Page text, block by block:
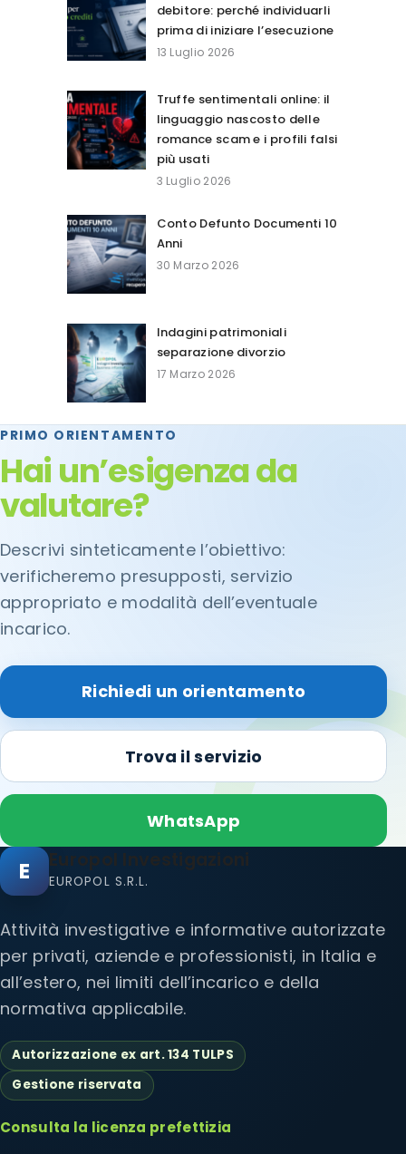
debitore: perché individuarli
prima di iniziare l’esecuzione
13 Luglio 2026
Truffe sentimentali online: il
linguaggio nascosto delle
romance scam e i profili falsi
più usati
3 Luglio 2026
Conto Defunto Documenti 10
Anni
30 Marzo 2026
Indagini patrimoniali
separazione divorzio
17 Marzo 2026
PRIMO ORIENTAMENTO
Hai un’esigenza da
valutare?
Descrivi sinteticamente l’obiettivo:
verificheremo presupposti, servizio
appropriato e modalità dell’eventuale
incarico.
Richiedi un orientamento
Trova il servizio
WhatsApp
E Europol Investigazioni
EUROPOL S.R.L.
Attività investigative e informative autorizzate
per privati, aziende e professionisti, in Italia e
all’estero, nei limiti dell’incarico e della
normativa applicabile.
Autorizzazione ex art. 134 TULPS
Gestione riservata
Consulta la licenza prefettizia